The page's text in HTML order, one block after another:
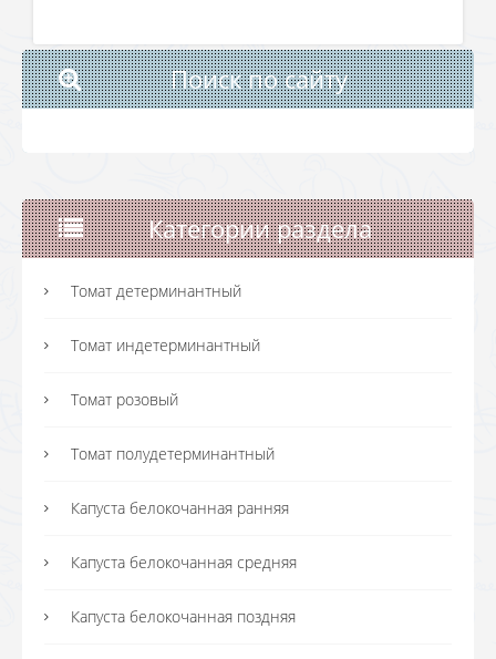
Поиск по сайту
Категории раздела
Томат детерминантный
Томат индетерминантный
Томат розовый
Томат полудетерминантный
Капуста белокочанная ранняя
Капуста белокочанная средняя
Капуста белокочанная поздняя